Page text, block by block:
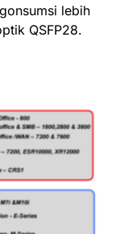
lebih
QSFP28.